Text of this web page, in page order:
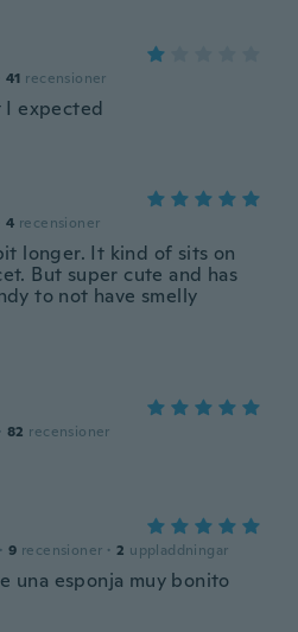
41 recensioner
I expected
4 recensioner
longer. It kind of sits on
But super cute and has
to not have smelly
· 82 recensioner
· 9 recensioner · 2 uppladdningar
una esponja muy bonito